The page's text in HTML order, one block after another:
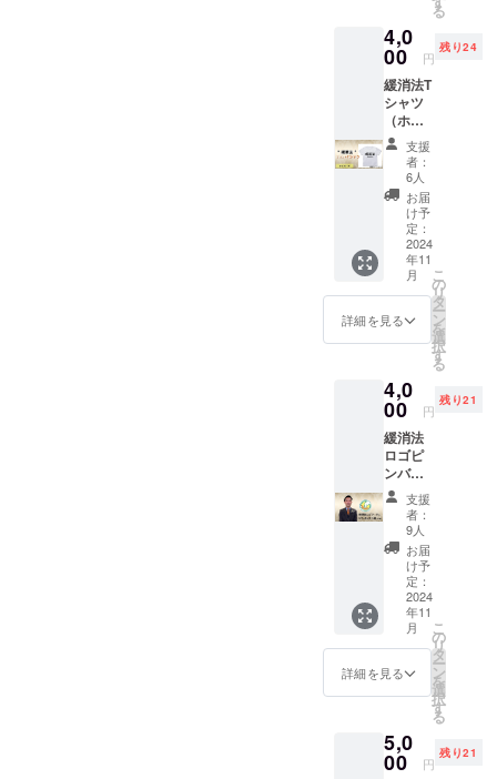
動画で
す。 ※
なお、
支援画
面に
て、支
援金額
の上乗
せが可
能で
す。何
卒、ご
協力の
ほどよ
ろしく
お願い
します
る
4,0
00 円
残り24
緩消法T
シャツ
（ホワ
イ
ト）
・サイ
ズ：M
・カ
ラー：
ホワイ
真はイ
メージ
です。
支援
者：
6人
お届
け予
定：
2024
年11
月
詳細を見る
こ
の
リ
タ
ー
ン
を
選
択
す
る
4,0
00 円
残り21
緩消法
ロゴピ
ンバッ
ジ 1個
平物 ピ
ンバッ
ジは、
バタフ
ライク
ラッチ
での作
成 大き
さは、
直径約
15㎜ ※
写真は
ジで
す。
支援
者：
9人
お届
け予
定：
2024
年11
月
詳細を見る
こ
の
リ
タ
ー
ン
を
選
択
す
る
5,0
00 円
残り21